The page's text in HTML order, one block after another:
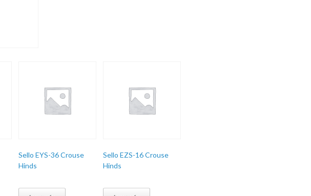
Sello EYS-36 Crouse
Hinds
Sello EZS-16 Crouse
Hinds